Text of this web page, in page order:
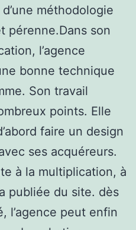
méthodologie
pérenne.Dans son
l’agence
bonne technique
Son travail
points. Elle
faire un design
ses acquéreurs.
à la multiplication, à
publiée du site. dès
l’agence peut enfin